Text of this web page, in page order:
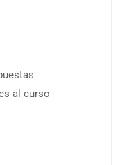
al curso